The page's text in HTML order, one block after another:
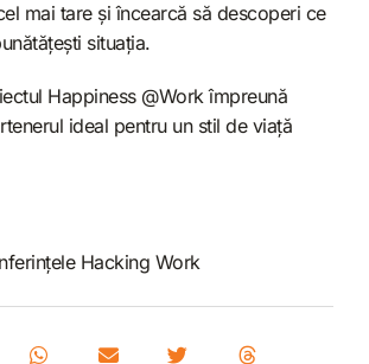
mai tare și încearcă să descoperi ce
situația.
Happiness @Work împreună
ideal pentru un stil de viață
Hacking Work